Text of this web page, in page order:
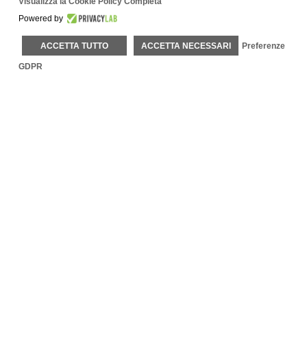
Powered by
ACCETTA TUTTO ACCETTA NECESSARI Preferenze
GDPR